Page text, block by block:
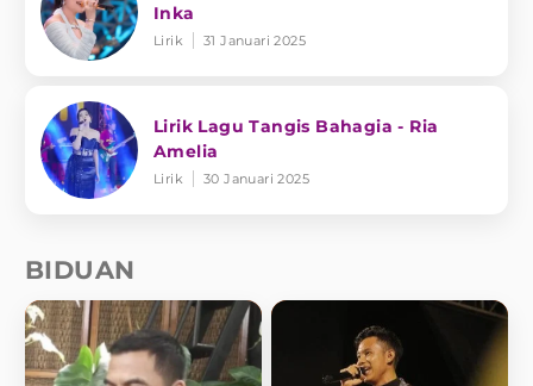
Inka
Lirik 31 Januari 2025
Lirik Lagu Tangis Bahagia - Ria
Amelia
Lirik 30 Januari 2025
BIDUAN